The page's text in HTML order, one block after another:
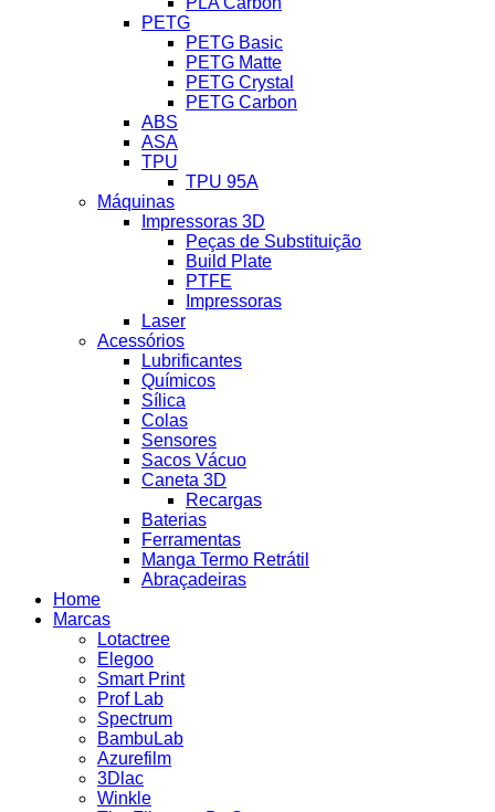
PETG
PETG Basic
PETG Matte
PETG Crystal
PETG Carbon
ABS
ASA
TPU
TPU 95A
Máquinas
Impressoras 3D
Peças de Substituição
Build Plate
PTFE
Impressoras
Laser
Acessórios
Lubrificantes
Químicos
Sílica
Colas
Sensores
Sacos Vácuo
Caneta 3D
Recargas
Baterias
Ferramentas
Manga Termo Retrátil
Abraçadeiras
Home
Marcas
Lotactree
Elegoo
Smart Print
Prof Lab
Spectrum
BambuLab
Azurefilm
3Dlac
Winkle